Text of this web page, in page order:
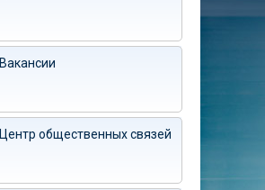
Вакансии
Центр общественных связей